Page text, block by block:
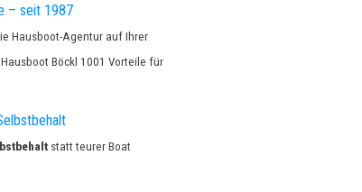
– seit 1987​
Hausboot-Agentur auf Ihrer
Böckl 1001 Vorteile für
statt teurer Boat